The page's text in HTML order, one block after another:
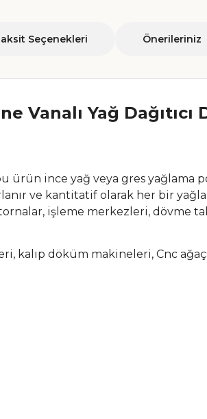
Seçenekleri Önerileriniz
Vanalı Yağ
ürün ince yağ veya gres yağlama
ve kantitatif olarak her bir
işleme merkezleri, dövme
kalıp döküm makineleri, Cnc